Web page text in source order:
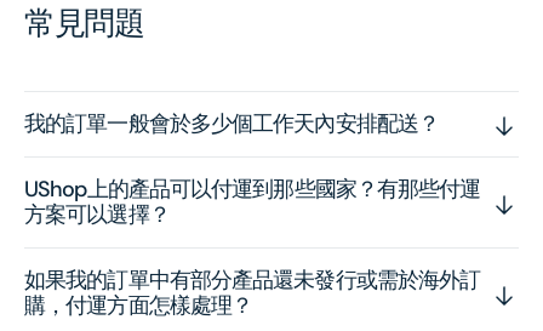
常見問題
我的訂單一般會於多少個工作天內安排配送？
UShop上的產品可以付運到那些國家？有那些付運
方案可以選擇？
如果我的訂單中有部分產品還未發行或需於海外訂
購，付運方面怎樣處理？